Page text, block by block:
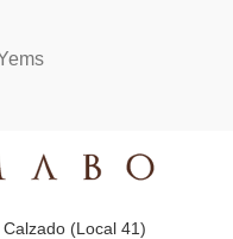
(Local 41)